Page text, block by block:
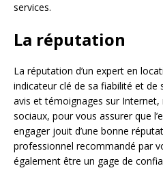
services.
La réputation
La réputation d’un expert en
indicateur clé de sa fiabilité et de
avis et témoignages sur
sociaux, pour vous assurer que
engager jouit d’une bonne
professionnel recommandé par
également être un gage de